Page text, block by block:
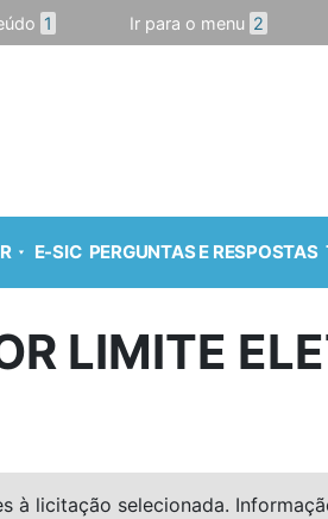
1 Ir para o menu 2
E-SIC PERGUNTAS E RESPOSTAS
LIMITE
à licitação selecionada.